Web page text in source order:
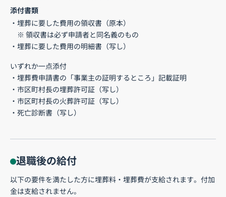
添付書類
・埋葬に要した費用の領収書（原本）
※ 領収書は必ず申請者と同名義のもの
・埋葬に要した費用の明細書（写し）
いずれか一点添付
・埋葬費申請書の「事業主の証明するところ」記載証明
・市区町村長の埋葬許可証（写し）
・市区町村長の火葬許可証（写し）
・死亡診断書（写し）
退職後の給付
以下の要件を満たした方に埋葬料・埋葬費が支給されます。付加
金は支給されません。